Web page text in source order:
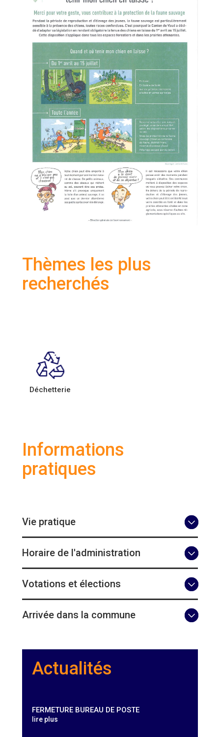
Thèmes les plus
recherchés
Déchetterie
Informations
pratiques
Vie pratique
Horaire de l'administration
Votations et élections
Arrivée dans la commune
Actualités
FERMETURE BUREAU DE POSTE
lire plus